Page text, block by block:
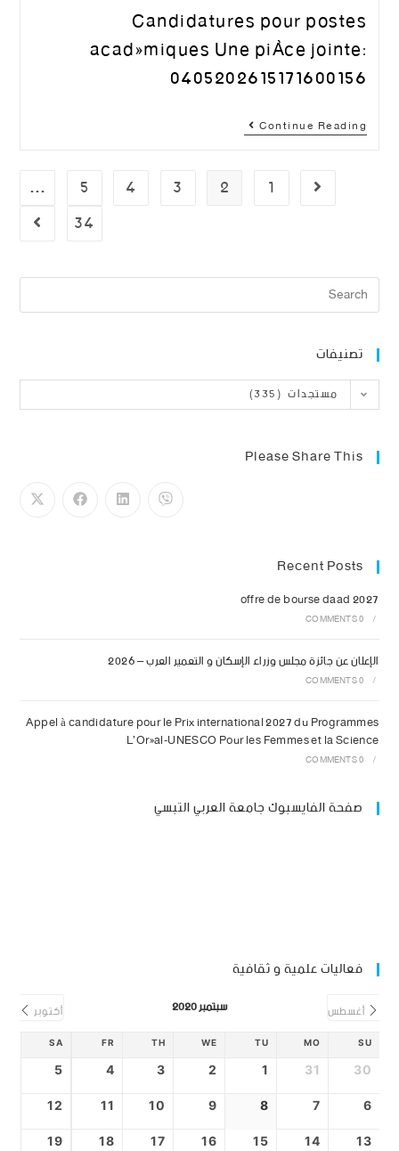
Candidatures pour postes
académiques Une pièce jointe:
0405202615171600156
Continue Reading
1
2
3
4
5
…
34
تصنيفات
مستجدات (335)
Please Share This
Recent Posts
offre de bourse daad 2027
/
0 COMMENTS
الإعلان عن جائزة مجلس وزراء الإسكان و التعمير العرب – 2026
/
0 COMMENTS
Appel à candidature pour le Prix international 2027 du Programmes
L’Oréal-UNESCO Pour les Femmes et la Science
/
0 COMMENTS
صفحة الفايسبوك جامعة العربي التبسي
فعاليات علمية و ثقافية
أغسطس سبتمبر 2020 أكتوبر
SU
MO
TU
WE
TH
FR
SA
30
31
1
2
3
4
5
6
7
8
9
10
11
12
13
14
15
16
17
18
19